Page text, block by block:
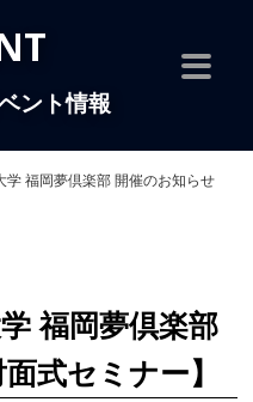
ント情報
学 福岡夢倶楽部 開催のお知らせ
福岡夢倶楽部
式セミナー】